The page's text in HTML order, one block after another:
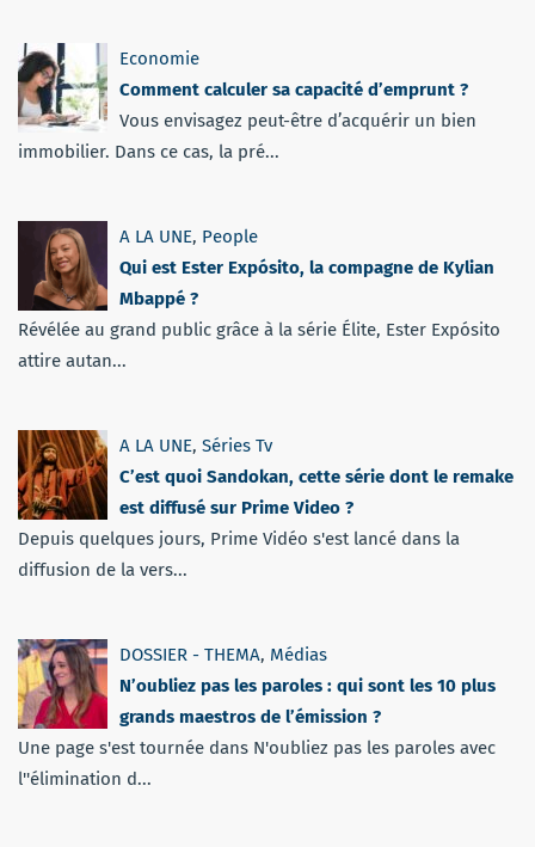
Economie
Comment calculer sa capacité d’emprunt ?
Vous envisagez peut-être d’acquérir un bien
immobilier. Dans ce cas, la pré...
A LA UNE, People
Qui est Ester Expósito, la compagne de Kylian
Mbappé ?
Révélée au grand public grâce à la série Élite, Ester Expósito
attire autan...
A LA UNE, Séries Tv
C’est quoi Sandokan, cette série dont le remake
est diffusé sur Prime Video ?
Depuis quelques jours, Prime Vidéo s'est lancé dans la
diffusion de la vers...
DOSSIER - THEMA, Médias
N’oubliez pas les paroles : qui sont les 10 plus
grands maestros de l’émission ?
Une page s'est tournée dans N'oubliez pas les paroles avec
l''élimination d...